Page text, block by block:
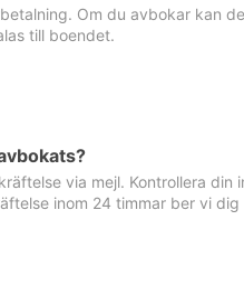
Om du avbokar kan
till boendet.
via mejl. Kontrollera din
inom 24 timmar ber vi